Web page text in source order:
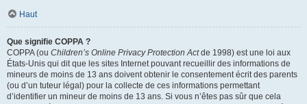
Haut
Que signifie COPPA ?
COPPA (ou Children’s Online Privacy Protection Actde 1998) est une loi aux
États-Unis qui dit que les sites Internet pouvant recueillir des informations de
mineurs de moins de 13 ans doivent obtenir le consentement écrit des parents
(ou d’un tuteur légal) pour la collecte de ces informations permettant
d’identifier un mineur de moins de 13 ans. Si vous n’êtes pas sûr que cela